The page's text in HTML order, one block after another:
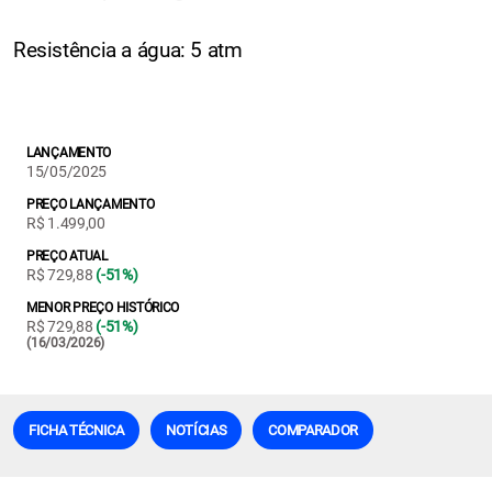
LANÇAMENTO
15/05/2025
PREÇO LANÇAMENTO
R$ 1.499,00
PREÇO ATUAL
R$ 729,88 (-51%)
MENOR PREÇO HISTÓRICO
R$ 729,88 (-51%)
(16/03/2026)
Resistência a água: 5 atm
FICHA TÉCNICA NOTÍCIAS COMPARADOR